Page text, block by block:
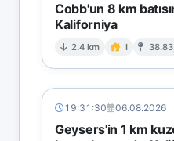
Cobb'un 8 km
Kaliforniya
2.4 km I
19:31:30 06.08.2026
Geysers'in 1 km